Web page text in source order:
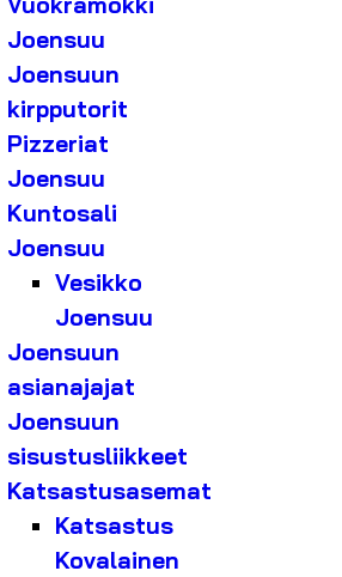
Joensuu
Joensuun
kirpputorit
Pizzeriat
Joensuu
Kuntosali
Joensuu
Vesikko
Joensuu
Joensuun
asianajajat
Joensuun
sisustusliikkeet
Katsastusasemat
Katsastus
Kovalainen